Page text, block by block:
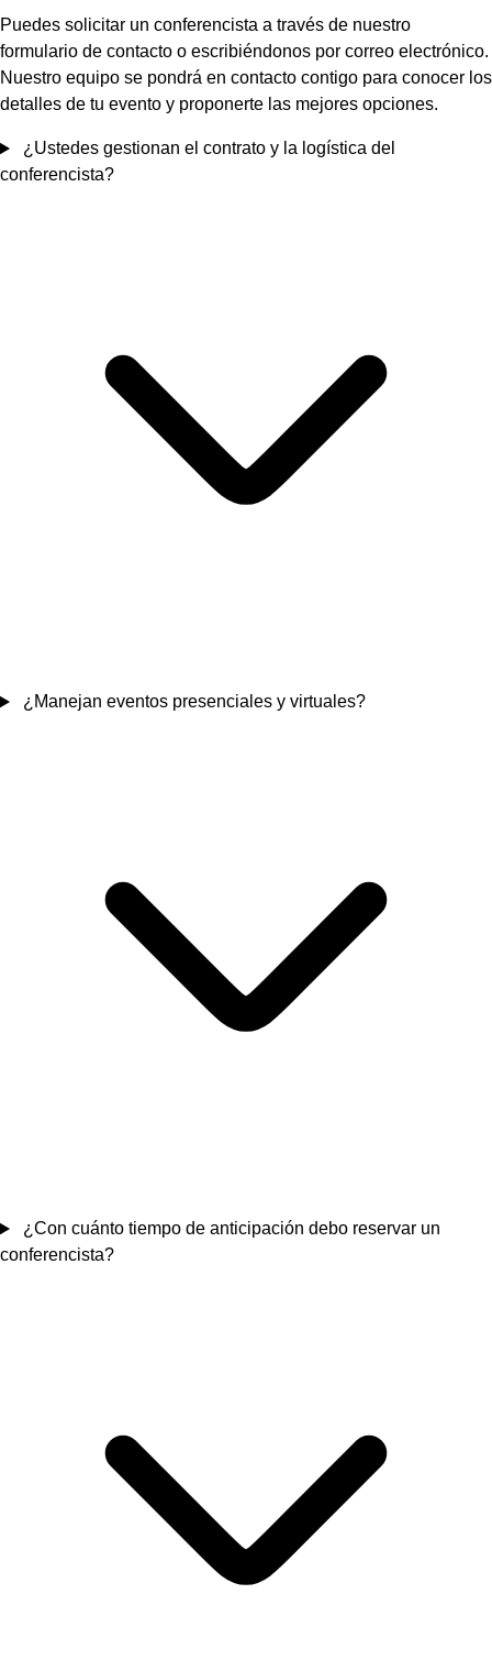
Puedes solicitar un conferencista a través de nuestro
formulario de contacto o escribiéndonos por correo electrónico.
Nuestro equipo se pondrá en contacto contigo para conocer los
detalles de tu evento y proponerte las mejores opciones.
¿Ustedes gestionan el contrato y la logística del
conferencista?
¿Manejan eventos presenciales y virtuales?
¿Con cuánto tiempo de anticipación debo reservar un
conferencista?